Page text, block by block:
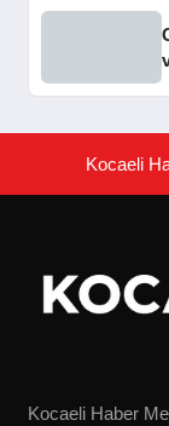
Kocaeli
Kocaeli Haber